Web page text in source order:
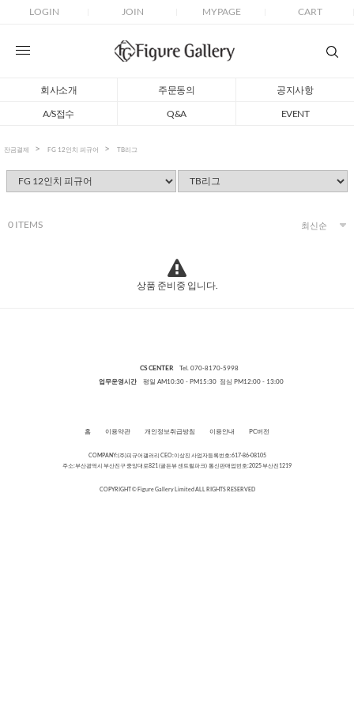
LOGIN JOIN MYPAGE CART
회사소개 주문동의
공지사항
A/S접수
Q&A EVENT
잔금결제 FG 12인치 피규어 TB리그
0 ITEMS
상품 준비중 입니다.
CS CENTERTel. 070-8170-5998
업무운영시간평일 AM10:30 - PM15:30 점심 PM12:00 - 13:00
홈 이용약관 개인정보취급방침 이용안내 PC버전
COMPANY:(주)피규어갤러리 CEO:이상진 사업자등록번호:617-86-08105
주소:부산광역시 부산진구 중앙대로821 (골든뷰 센트럴파크) 통신판매업번호:2025 부산진1219
COPYRIGHT © Figure Gallery Limited ALL RIGHTS RESERVED